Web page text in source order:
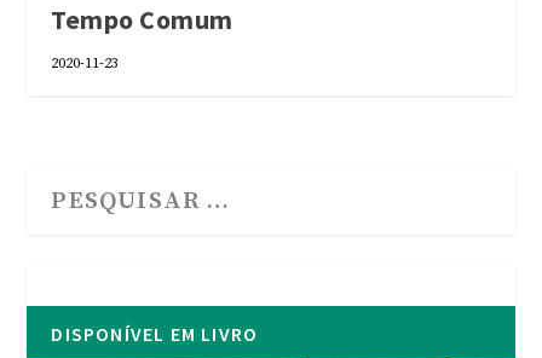
Tempo Comum
2020-11-23
DISPONÍVEL EM LIVRO